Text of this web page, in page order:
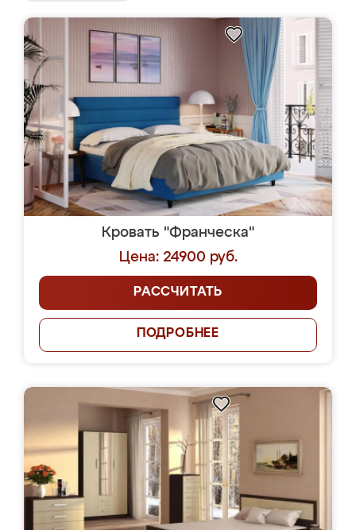
Кровать "Франческа"
Цена: 24900 руб.
РАССЧИТАТЬ
ПОДРОБНЕЕ